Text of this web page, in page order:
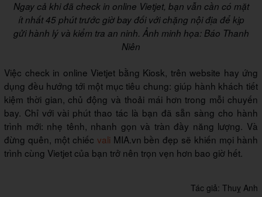
Ngay cả khi đã check in online Vietjet, bạn vẫn cần có mặt
ít nhất 45 phút trước giờ bay đối với chặng nội địa để kịp
gửi hành lý và kiểm tra an ninh. Ảnh minh họa: Báo Thanh
Niên
Việc check in online Vietjet bằng Kiosk, trên website hay ứng
dụng đều hướng tới một mục tiêu chung: giúp hành khách tiết
kiệm thời gian, chủ động và thoải mái hơn trong mỗi chuyến
bay. Chỉ với vài phút thao tác là bạn đã sẵn sàng cho hành
trình mới: nhẹ tênh, nhanh gọn và tràn đầy năng lượng. Và
đừng quên, một chiếc vali MIA.vn bền đẹp sẽ khiến mọi hành
trình cùng Vietjet của bạn trở nên trọn vẹn hơn bao giờ hết.
Tác giả: Thuỵ Anh